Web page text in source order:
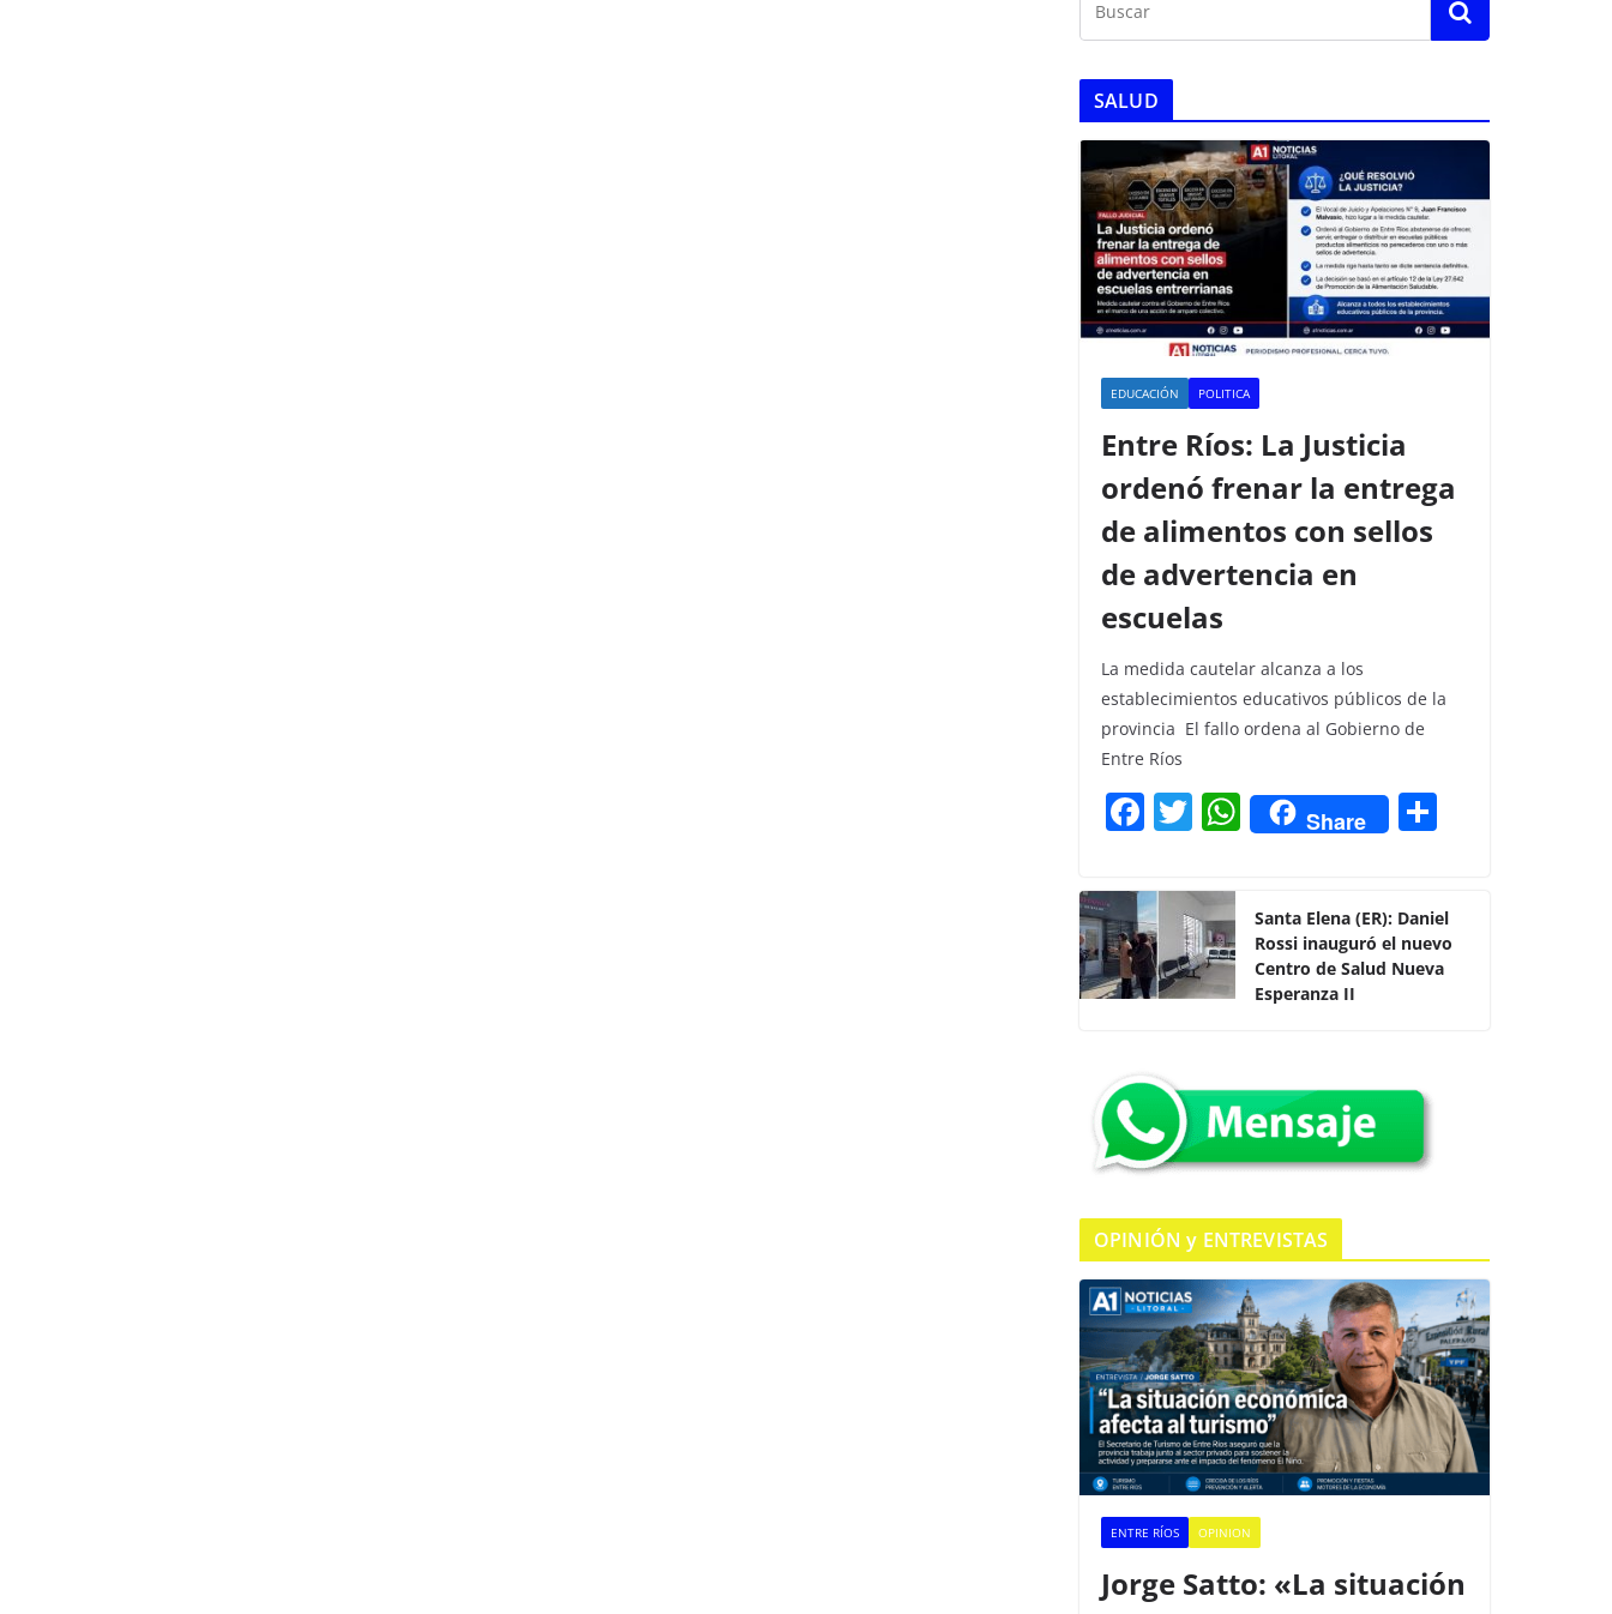
SALUD
EDUCACIÓN POLITICA
Entre Ríos: La Justicia
ordenó frenar la entrega
de alimentos con sellos
de advertencia en
escuelas
La medida cautelar alcanza a los
establecimientos educativos públicos de la
provincia El fallo ordena al Gobierno de
Entre Ríos
F
c
e
b
o
k
T
itt
er
W
h
s
A
p
Share
p
ar
Santa Elena (ER): Daniel
Rossi inauguró el nuevo
Centro de Salud Nueva
Esperanza II
OPINIÓN y ENTREVISTAS
ENTRE RÍOS OPINION
Jorge Satto: «La situación